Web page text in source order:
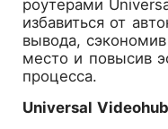
роутерами
избавиться от
вывода,
место и повысив
процесса.
Universal